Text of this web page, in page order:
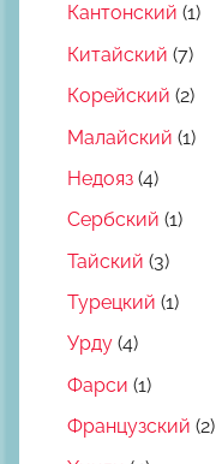
Кантонский (1)
Китайский (7)
Корейский (2)
Малайский (1)
Недояз (4)
Сербский (1)
Тайский (3)
Турецкий (1)
Урду (4)
Фарси (1)
Французский (2)